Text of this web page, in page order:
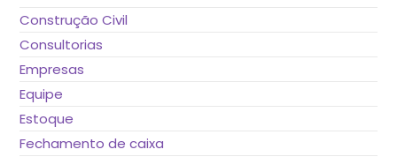
Construção Civil
Consultorias
Empresas
Equipe
Estoque
Fechamento de caixa